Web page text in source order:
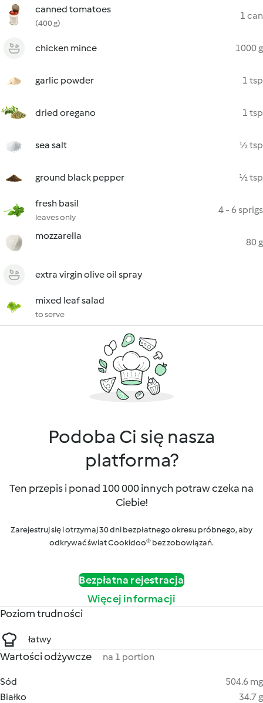
canned tomatoes
(400 g)
1 can
chicken mince 1000 g
garlic powder 1 tsp
dried oregano 1 tsp
sea salt ½ tsp
ground black pepper ½ tsp
fresh basil
leaves only
4 - 6 sprigs
mozzarella
80 g
extra virgin olive oil spray
mixed leaf salad
to serve
Podoba Ci się nasza
platforma?
Ten przepis i ponad 100 000 innych potraw czeka na
Ciebie!
Zarejestruj się i otrzymaj 30 dni bezpłatnego okresu próbnego, aby
odkrywać świat Cookidoo® bez zobowiązań.
Bezpłatna rejestracja
Więcej informacji
Poziom trudności
łatwy
Wartości odżywcze na 1 portion
Sód
504.6 mg
Białko
34.7 g